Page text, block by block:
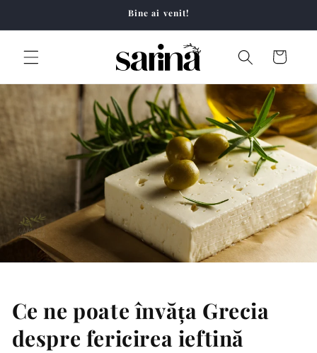
Bine ai venit!
Coș
Ce ne poate învăța Grecia
despre fericirea ieftină